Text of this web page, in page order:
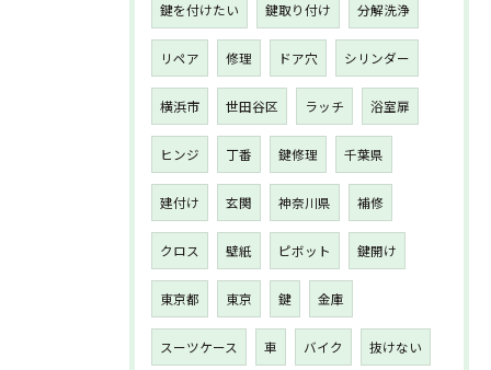
鍵を付けたい 鍵取り付け 分解洗浄
リペア 修理 ドア穴 シリンダー
横浜市 世田谷区 ラッチ 浴室扉
ヒンジ 丁番 鍵修理 千葉県
建付け 玄関 神奈川県 補修
クロス 壁紙 ピボット 鍵開け
東京都 東京 鍵 金庫
スーツケース 車 バイク 抜けない